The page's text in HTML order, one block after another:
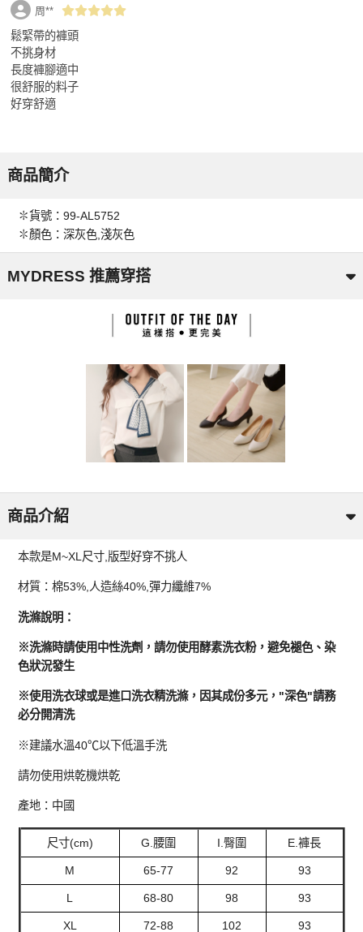
周**
鬆緊帶的褲頭
不挑身材
長度褲腳適中
很舒服的料子
好穿舒適
商品簡介
✽貨號：99-AL5752
✽顏色：深灰色,淺灰色
MYDRESS 推薦穿搭
商品介紹
本款是M~XL尺寸,版型好穿不挑人
材質：棉53%,人造絲40%,彈力纖維7%
洗滌說明：
※洗滌時請使用中性洗劑，請勿使用酵素洗衣粉，避免褪色、染
色狀況發生
※使用洗衣球或是進口洗衣精洗滌，因其成份多元，"深色"請務
必分開清洗
※建議水溫40℃以下低溫手洗
請勿使用烘乾機烘乾
產地：中國
尺寸(cm) G.腰圍 I.臀圍 E.褲長
M 65-77 92 93
L 68-80 98 93
XL 72-88 102 93